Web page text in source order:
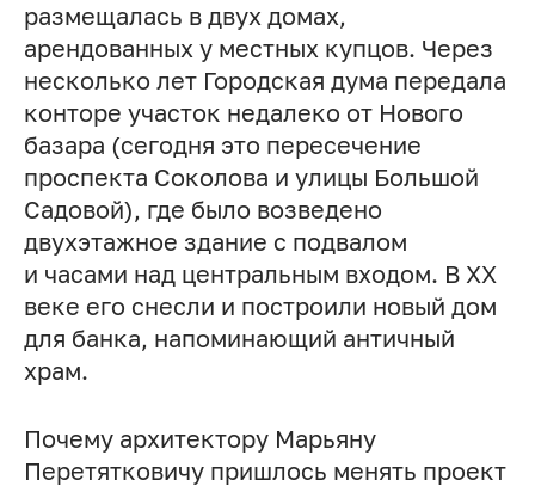
размещалась в двух домах,
арендованных у местных купцов. Через
несколько лет Городская дума передала
конторе участок недалеко от Нового
базара (сегодня это пересечение
проспекта Соколова и улицы Большой
Садовой), где было возведено
двухэтажное здание с подвалом
и часами над центральным входом. В XX
веке его снесли и построили новый дом
для банка, напоминающий античный
храм.
Почему архитектору Марьяну
Перетятковичу пришлось менять проект